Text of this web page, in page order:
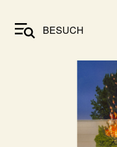
BESUCH